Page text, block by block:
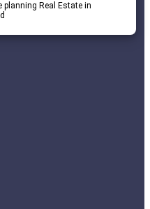
planning Real Estate in